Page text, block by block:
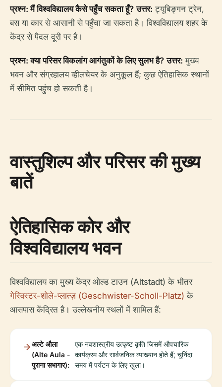
प्रश्न: मैं विश्वविद्यालय कैसे पहुँच सकता हूँ? उत्तर: ट्यूबिङ्गन ट्रेन,
बस या कार से आसानी से पहुँचा जा सकता है। विश्वविद्यालय शहर के
केंद्र से पैदल दूरी पर है।
प्रश्न: क्या परिसर विकलांग आगंतुकों के लिए सुलभ है? उत्तर: मुख्य
भवन और संग्रहालय व्हीलचेयर के अनुकूल हैं; कुछ ऐतिहासिक स्थानों
में सीमित पहुंच हो सकती है।
वास्तुशिल्प और परिसर की मुख्य
बातें
ऐतिहासिक कोर और
विश्वविद्यालय भवन
विश्वविद्यालय का मुख्य केंद्र ओल्ड टाउन (Altstadt) के भीतर
गेस्विस्टर-शोले-प्लात्ज़ (Geschwister-Scholl-Platz) के
आसपास केंद्रित है। उल्लेखनीय स्थलों में शामिल हैं:
अल्टे औला
(Alte Aula -
पुराना सभागार):
एक नवशास्त्रीय उत्कृष्ट कृति जिसमें औपचारिक
कार्यक्रम और सार्वजनिक व्याख्यान होते हैं; चुनिंदा
समय में पर्यटन के लिए खुला।